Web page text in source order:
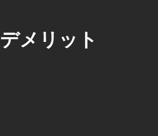
デメリット